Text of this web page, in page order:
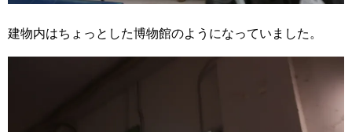
建物内はちょっとした博物館のようになっていました。